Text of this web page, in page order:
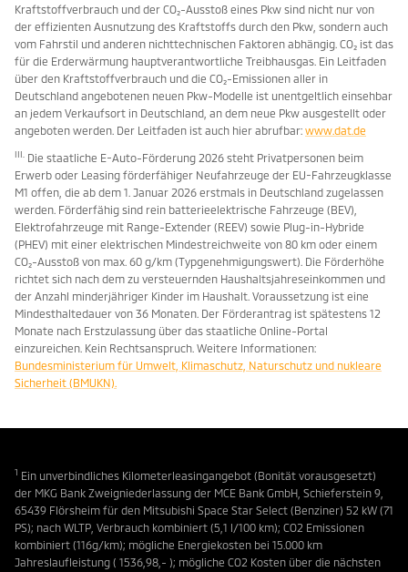
Kraftstoffverbrauch und der CO₂-Ausstoß eines Pkw sind nicht nur von
der effizienten Ausnutzung des Kraftstoffs durch den Pkw, sondern auch
vom Fahrstil und anderen nichttechnischen Faktoren abhängig. CO₂ ist das
für die Erderwärmung hauptverantwortliche Treibhausgas. Ein Leitfaden
über den Kraftstoffverbrauch und die CO₂-Emissionen aller in
Deutschland angebotenen neuen Pkw-Modelle ist unentgeltlich einsehbar
an jedem Verkaufsort in Deutschland, an dem neue Pkw ausgestellt oder
angeboten werden. Der Leitfaden ist auch hier abrufbar: www.dat.de
III. Die staatliche E-Auto-Förderung 2026 steht Privatpersonen beim
Erwerb oder Leasing förderfähiger Neufahrzeuge der EU-Fahrzeugklasse
M1 offen, die ab dem 1. Januar 2026 erstmals in Deutschland zugelassen
werden. Förderfähig sind rein batterieelektrische Fahrzeuge (BEV),
Elektrofahrzeuge mit Range-Extender (REEV) sowie Plug-in-Hybride
(PHEV) mit einer elektrischen Mindestreichweite von 80 km oder einem
CO₂-Ausstoß von max. 60 g/km (Typgenehmigungswert). Die Förderhöhe
richtet sich nach dem zu versteuernden Haushaltsjahreseinkommen und
der Anzahl minderjähriger Kinder im Haushalt. Voraussetzung ist eine
Mindesthaltedauer von 36 Monaten. Der Förderantrag ist spätestens 12
Monate nach Erstzulassung über das staatliche Online-Portal
einzureichen. Kein Rechtsanspruch. Weitere Informationen:
Bundesministerium für Umwelt, Klimaschutz, Naturschutz und nukleare
Sicherheit (BMUKN).
1 Ein unverbindliches Kilometerleasingangebot (Bonität vorausgesetzt)
der MKG Bank Zweigniederlassung der MCE Bank GmbH, Schieferstein 9,
65439 Flörsheim für den Mitsubishi Space Star Select (Benziner) 52 kW (71
PS); nach WLTP, Verbrauch kombiniert (5,1 l/100 km); CO2 Emissionen
kombiniert (116g/km); mögliche Energiekosten bei 15.000 km
Jahreslaufleistung ( 1536,98,- ); mögliche CO2 Kosten über die nächsten